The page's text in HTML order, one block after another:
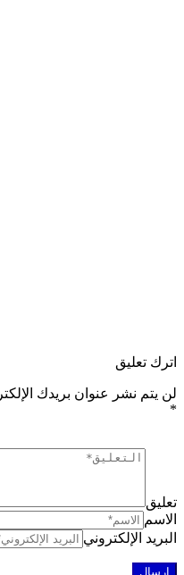
تعليق
نشر عنوان بريدك الإلكتروني.
الإلكتروني